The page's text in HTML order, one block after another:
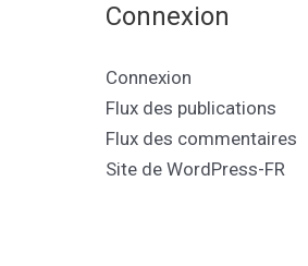
Connexion
Connexion
Flux des publications
Flux des commentaires
Site de WordPress-FR